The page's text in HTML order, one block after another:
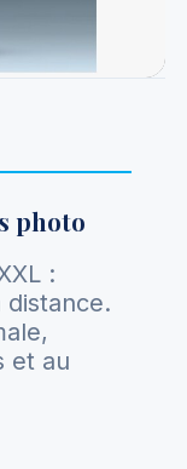
photo
:
et au